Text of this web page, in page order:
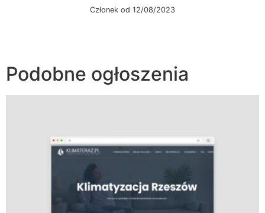
Członek od 12/08/2023
Podobne ogłoszenia